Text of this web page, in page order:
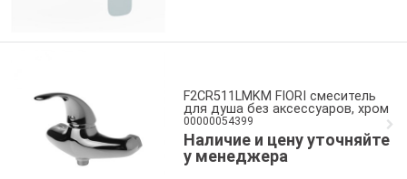
F2CR511LMKM FIORI смеситель
для душа без аксессуаров, хром
00000054399
Наличие и цену уточняйте
у менеджера